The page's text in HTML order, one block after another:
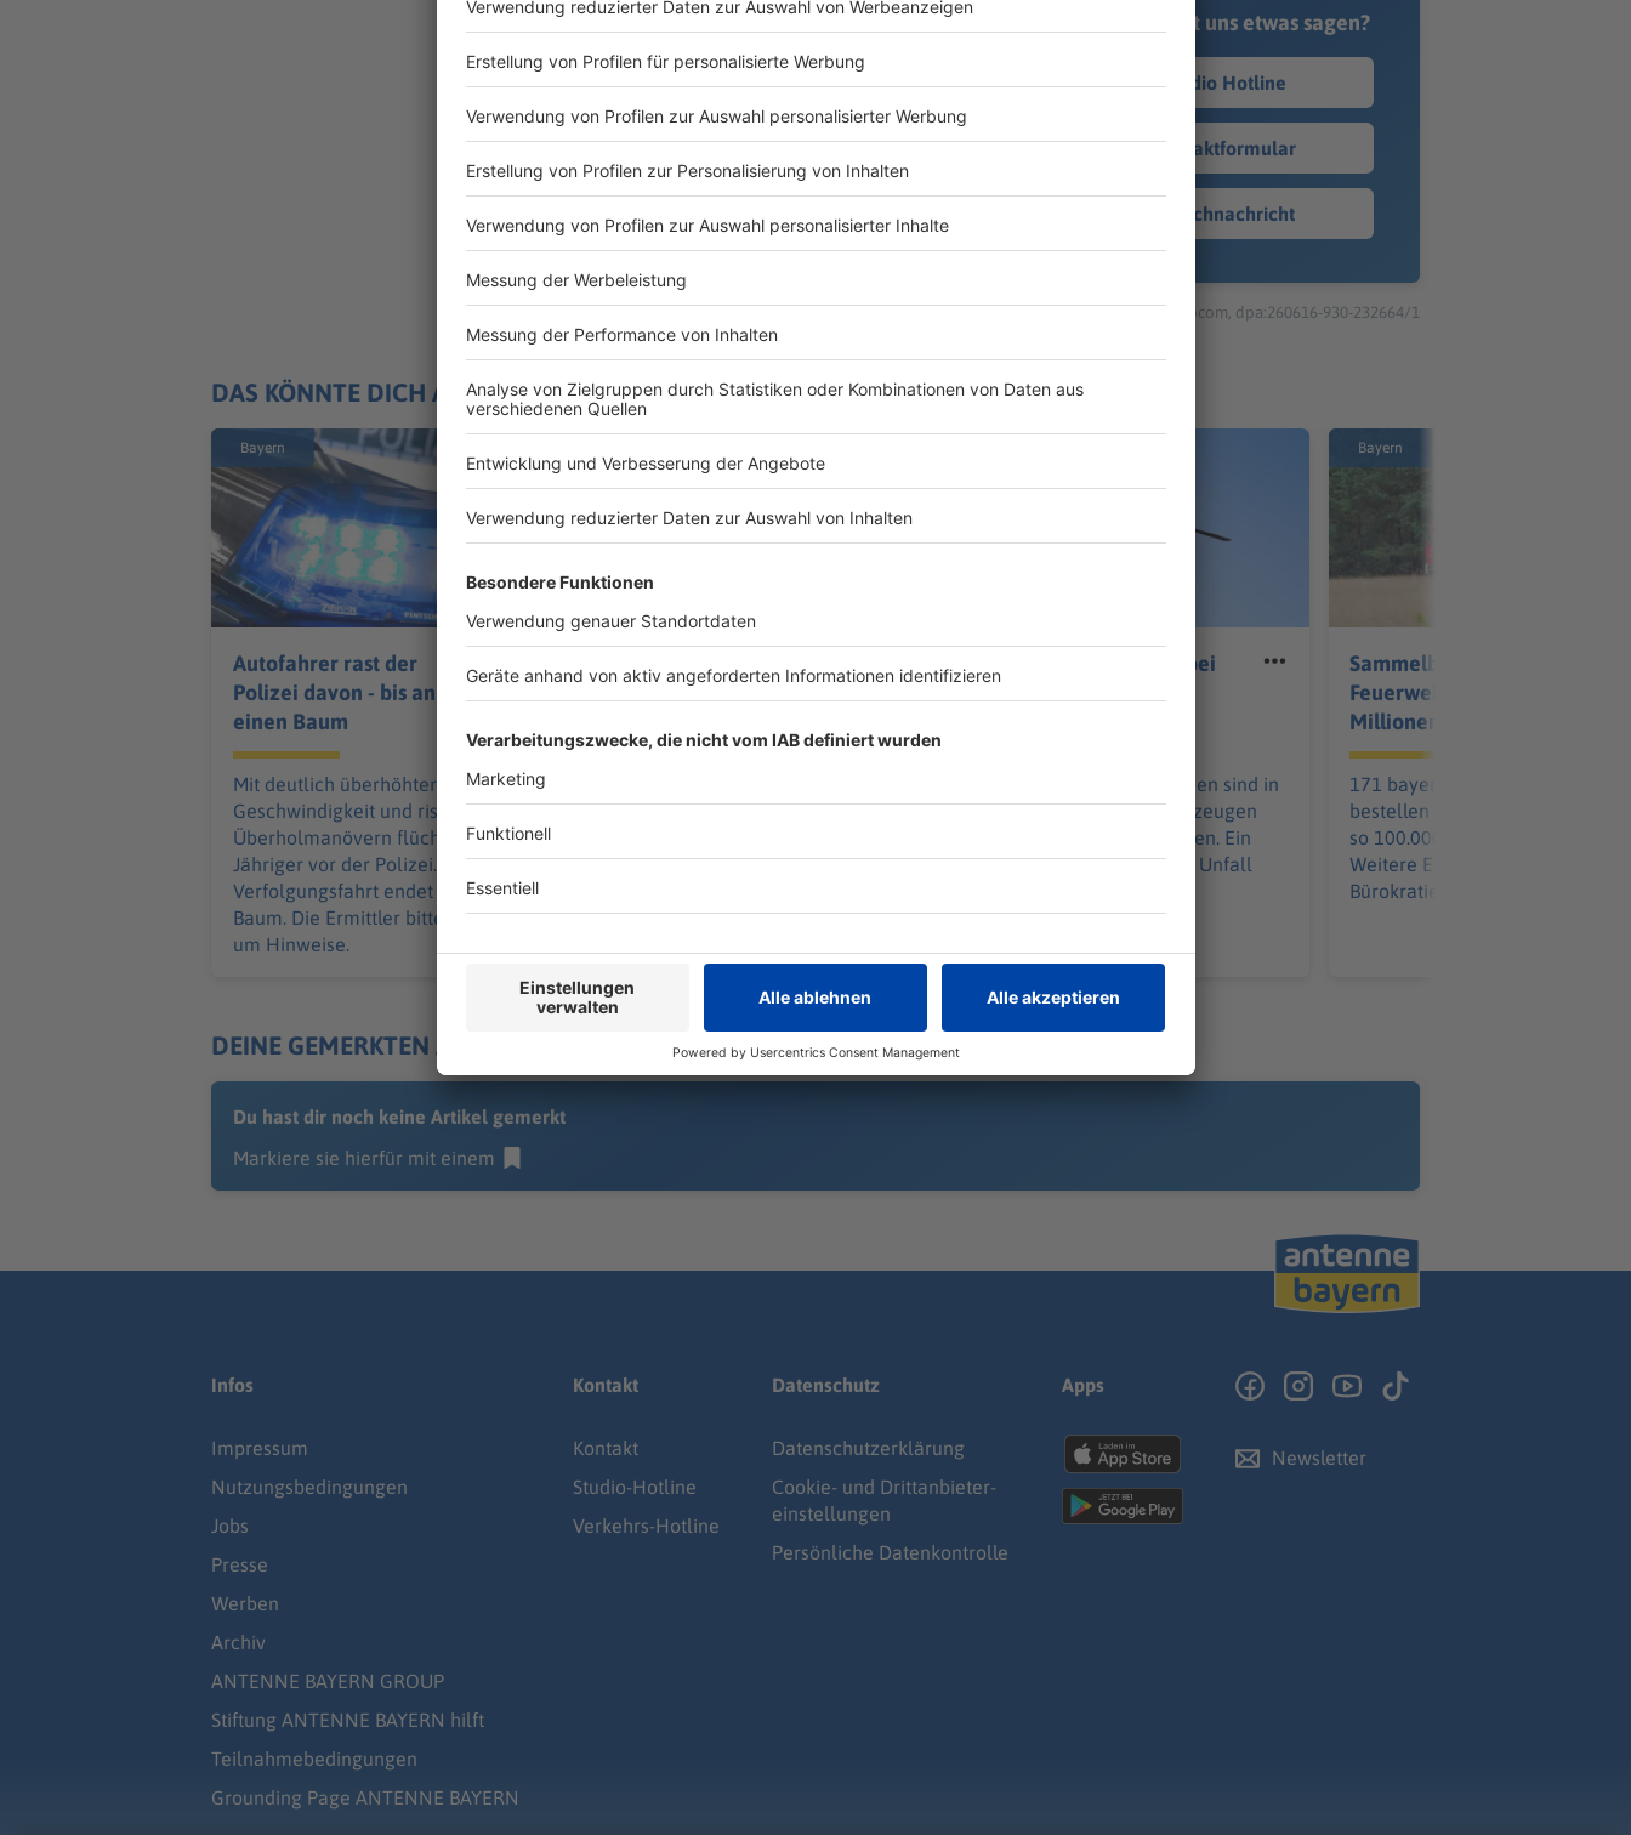
Du möchtest uns etwas sagen?
Studio Hotline
Kontaktformular
Sprachnachricht
© dpa-infocom, dpa:260616-930-232664/1
DAS KÖNNTE DICH AUCH INTERESSIEREN
Bayern
Autofahrer rast der
Polizei davon - bis an
einen Baum
Mit deutlich überhöhter
Geschwindigkeit und riskanten
Überholmanövern flüchtet ein 24-
Jähriger vor der Polizei. Die
Verfolgungsfahrt endet an einem
Baum. Die Ermittler bitten Zeugen
um Hinweise.
Trotz 2:0-Vorsprung:
Kein 1860-Sieg zur
ereignisreiche Heimpremiere in
ein sehenswerter Außenrist – und
München doch nicht zum Heimsieg.
Fünf Schwerverletzte bei
Verkehrsunfall bei
Zwei Fahrer aus Tschechien sind in
Ostbayern mit ihren Fahrzeugen
frontal zusammengestoßen. Ein
drittes Auto wurde in den Unfall
Bayern
Sammelbestellung für
Feuerwehrautos soll
Millionen sparen
171 bayerische Kommunen
bestellen gemeinsam - und
so 100.000 pro Löschfahrzeug.
Weitere Einsparungen in der
Bürokratie kommen hinzu.
DEINE GEMERKTEN ARTIKEL
Du hast dir noch keine Artikel gemerkt
Markiere sie hierfür mit einem
Infos
Impressum
Nutzungsbedingungen
Jobs
Presse
Werben
Archiv
ANTENNE BAYERN GROUP
Stiftung ANTENNE BAYERN hilft
Teilnahmebedingungen
Grounding Page ANTENNE BAYERN
Kontakt
Kontakt
Studio-Hotline
Verkehrs-Hotline
Datenschutz
Datenschutz­erklärung
Cookie- und Drittanbieter-
einstellungen
Persönliche Datenkontrolle
Apps
Newsletter